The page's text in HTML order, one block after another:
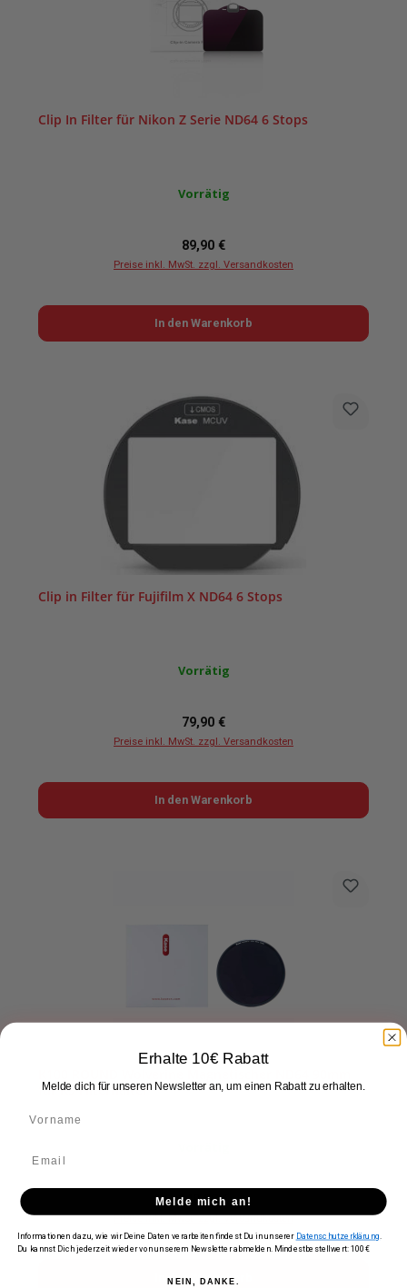
Clip In Filter für Nikon Z Serie ND64 6 Stops
Vorrätig
Regulärer Preis:
89,90 €
Preise inkl. MwSt. zzgl. Versandkosten
In den Warenkorb
Clip in Filter für Fujifilm X ND64 6 Stops
Vorrätig
Regulärer Preis:
79,90 €
Preise inkl. MwSt. zzgl. Versandkosten
In den Warenkorb
für K9 Filterhalter
Regulärer Preis:
149,90 €
Preise inkl. MwSt. zzgl. Versandkosten
In den Warenkorb
Erhalte 10€ Rabatt
Melde dich für unseren Newsletter an, um einen Rabatt zu erhalten.
Melde mich an!
Informationen dazu, wie wir Deine Daten verarbeiten findest Du in unserer Datenschutzerklärung
Du kannst Dich jederzeit wieder von unserem Newsletter abmelden. Mindestbestellwert: 100€
NEIN, DANKE.